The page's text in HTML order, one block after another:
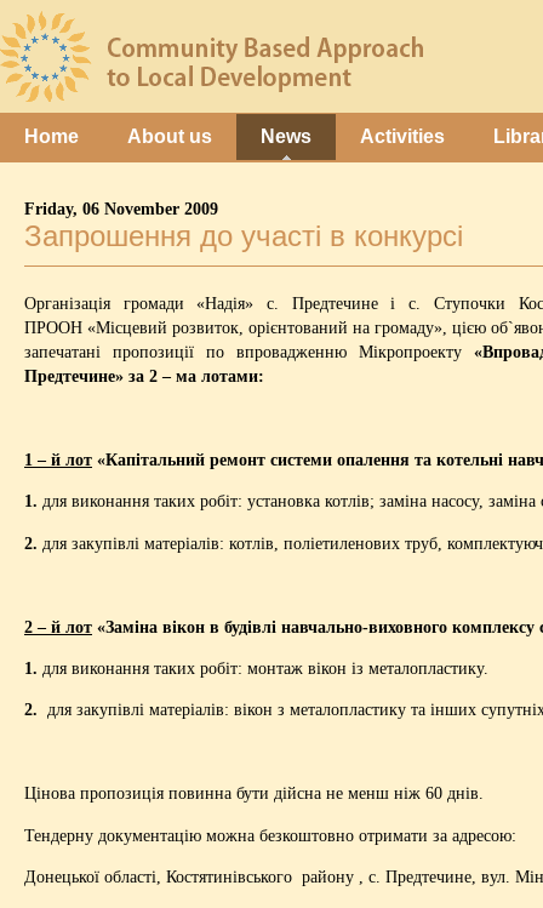
Home About us News Activities
Friday, 06 November 2009
Запрошення до участі в конкурсі
Організація громади «Надія» с. Предтечине і с. Ступочки
ПРООН «Місцевий розвиток, орієнтований на громаду», цією
запечатані пропозиції по впровадженню Мікропроекту
Предтечине» за 2 – ма лотами:
1 – й лот «Капітальний ремонт системи опалення та котельні
1. для виконання таких робіт: установка котлів; заміна насосу,
2. для закупівлі матеріалів: котлів, поліетиленових труб,
2 – й лот «Заміна вікон в будівлі навчально-виховного комплексу
1. для виконання таких робіт: монтаж вікон із металопластику.
2. для закупівлі матеріалів: вікон з металопластику та інших
Цінова пропозиція повинна бути дійсна не менш ніж 60 днів.
Тендерну документацію можна безкоштовно отримати за адресою:
Донецької області, Костятинівського району , с. Предтечине, вул.